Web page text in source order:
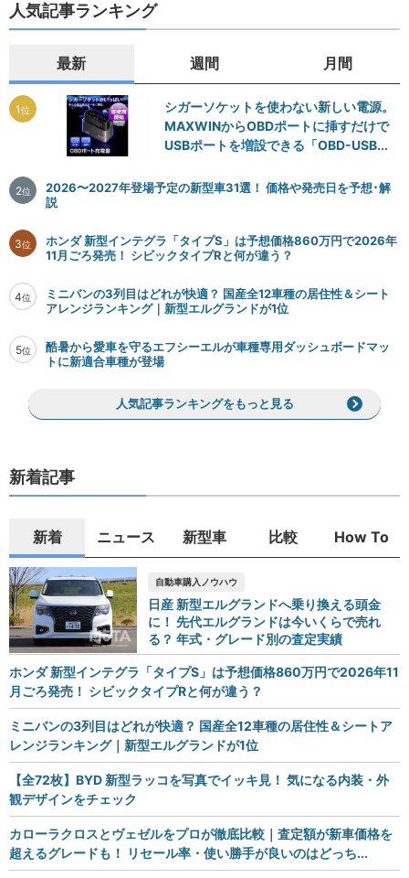
人気記事ランキング
最新 週間 月間
1位
シガーソケットを使わない新しい電源。
MAXWINからOBDポートに挿すだけで
USBポートを増設できる「OBD-USB...
2位
2026〜2027年登場予定の新型車31選！ 価格や発売日を予想･解
説
3位
ホンダ 新型インテグラ「タイプS」は予想価格860万円で2026年
11月ごろ発売！ シビックタイプRと何が違う？
4位
ミニバンの3列目はどれが快適？ 国産全12車種の居住性＆シート
アレンジランキング｜新型エルグランドが1位
5位
酷暑から愛車を守るエフシーエルが車種専用ダッシュボードマッ
トに新適合車種が登場
人気記事ランキングをもっと見る
新着記事
新着 ニュース 新型車 比較 How To
自動車購入ノウハウ
日産 新型エルグランドへ乗り換える頭金
に！ 先代エルグランドは今いくらで売れ
る？ 年式・グレード別の査定実績
ホンダ 新型インテグラ「タイプS」は予想価格860万円で2026年11
月ごろ発売！ シビックタイプRと何が違う？
ミニバンの3列目はどれが快適？ 国産全12車種の居住性＆シートア
レンジランキング｜新型エルグランドが1位
【全72枚】BYD 新型ラッコを写真でイッキ見！ 気になる内装・外
観デザインをチェック
カローラクロスとヴェゼルをプロが徹底比較｜査定額が新車価格を
超えるグレードも！ リセール率・使い勝手が良いのはどっち...